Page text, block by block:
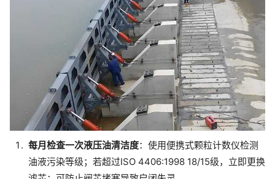
每月检查一次液压油清洁度：使用便携式颗粒计数仪检测
油液污染等级；若超过ISO 4406:1998 18/15级，立即更换